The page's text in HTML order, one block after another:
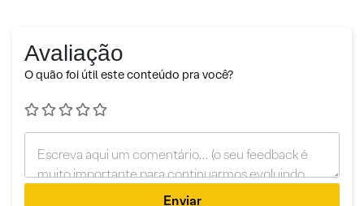
Avaliação
O quão foi útil este conteúdo pra você?
Enviar